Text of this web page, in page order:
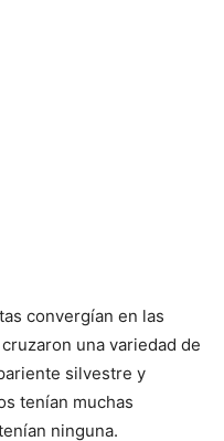
convergían en las
una variedad de
silvestre y
tenían muchas
ninguna.